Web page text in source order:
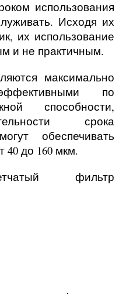
использования
Исходя их
их использование
и не практичным.
максимально
по
способности,
срока
обеспечивать
40 до 160 мкм.
фильтр